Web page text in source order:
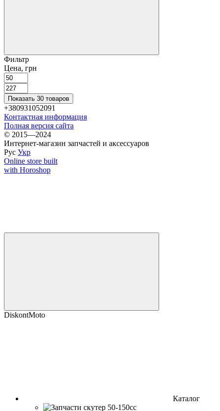
Фильтр
Цена, грн
Показать 30 товаров
+380931052091
Контактная информация
Полная версия сайта
© 2015—2024
Интернет-магазин запчастей и аксессуаров
Рус Укр
Online store built
with Horoshop
DiskontMoto
Каталог